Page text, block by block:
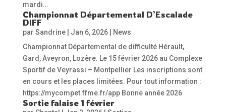
mardi…
Championnat Départemental D’Escalade
DIFF
par Sandrine| Jan 6, 2026|
News
Championnat Départemental de difficulté Hérault,
Gard, Aveyron, Lozère. Le 15 février 2026 au Complexe
Sportif de Veyrassi – Montpellier Les inscriptions sont
en cours et les places limitées. Pour tout information :
https://mycompet.ffme.fr/app Bonne année 2026
Sortie falaise 1 février